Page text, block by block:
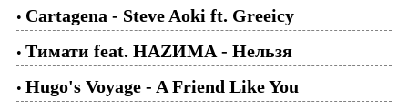
• Cartagena - Steve Aoki ft. Greeicy
• Тимати feat. НАZИМА - Нельзя
• Hugo's Voyage - A Friend Like You